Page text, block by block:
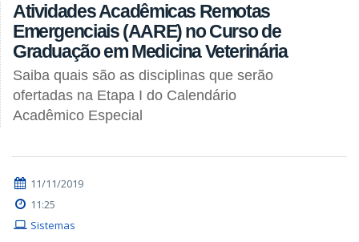
Atividades Acadêmicas Remotas
Emergenciais (AARE) no Curso de
Graduação em Medicina Veterinária
Saiba quais são as disciplinas que serão
ofertadas na Etapa I do Calendário
Acadêmico Especial
11/11/2019
11:25
Sistemas